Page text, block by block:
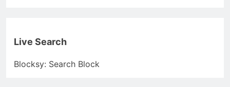
Live Search
Blocksy: Search Block